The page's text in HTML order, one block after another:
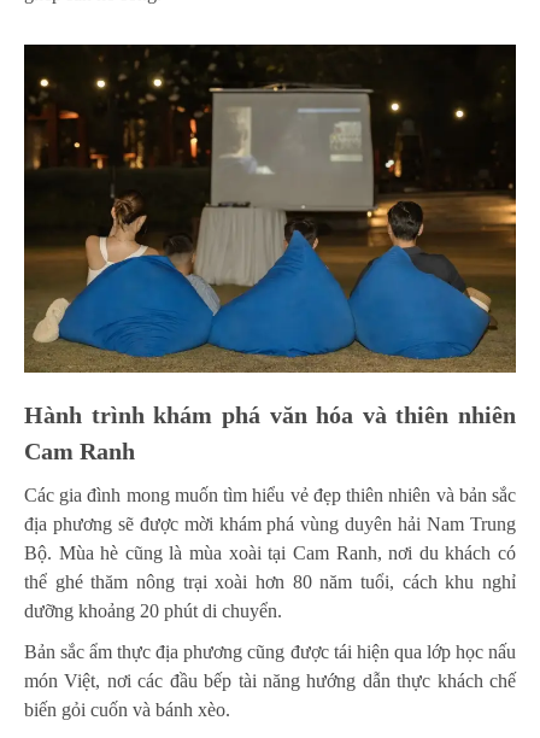
Hành trình khám phá văn hóa và thiên nhiên
Cam Ranh
Các gia đình mong muốn tìm hiểu vẻ đẹp thiên nhiên và bản sắc
địa phương sẽ được mời khám phá vùng duyên hải Nam Trung
Bộ. Mùa hè cũng là mùa xoài tại Cam Ranh, nơi du khách có
thể ghé thăm nông trại xoài hơn 80 năm tuổi, cách khu nghỉ
dưỡng khoảng 20 phút di chuyển.
Bản sắc ẩm thực địa phương cũng được tái hiện qua lớp học nấu
món Việt, nơi các đầu bếp tài năng hướng dẫn thực khách chế
biến gỏi cuốn và bánh xèo.